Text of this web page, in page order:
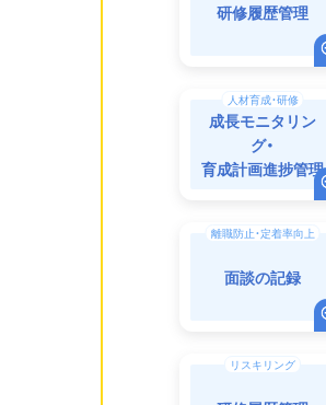
研修履歴管理
人材育成・研修
成長モニタリン
グ・
育成計画進捗管理
離職防止・定着率向上
面談の記録
リスキリング